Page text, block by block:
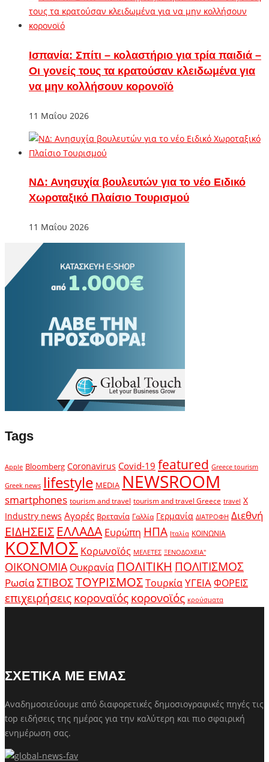
Ισπανία: Σπίτι – κολαστήριο για τρία παιδιά –
Οι γονείς τους τα κρατούσαν κλειδωμένα για
να μην κολλήσουν κορονοϊό
11 Μαΐου 2026
ΝΔ: Ανησυχία βουλευτών για το νέο Ειδικό
Χωροταξικό Πλαίσιο Τουρισμού
11 Μαΐου 2026
Tags
Apple Bloomberg Coronavirus Covid-19 featured Greece tourism
Greek news lifestyle MEDIA NEWSROOM
smartphones tourism and travel tourism and travel Greece travel X
Industry news Αγορές Βρετανία Γαλλία Γερμανία ΔΙΑΤΡΟΦΗ Διεθνή
ΕΙΔΗΣΕΙΣ ΕΛΛΑΔΑ Ευρώπη ΗΠΑ Ιταλία ΚΟΙΝΩΝΙΑ
ΚΟΣΜΟΣ Κορωνοϊός ΜΕΛΕΤΕΣ ΞΕΝΟΔΟΧΕΙΑ"
ΟΙΚΟΝΟΜΙΑ Ουκρανία ΠΟΛΙΤΙΚΗ ΠΟΛΙΤΙΣΜΟΣ
ΡωσίαΣΤΙΒΟΣΤΟΥΡΙΣΜΟΣΤουρκίαΥΓΕΙΑΦΟΡΕΙΣ
επιχειρήσειςκοροναϊόςκορονοϊός κρούσματα
ΣΧΕΤΙΚΑ ΜΕ ΕΜΑΣ
Αναδημοσιεύουμε από διαφορετικές δημοσιογραφικές πηγές τις
top ειδήσεις της ημέρας για την καλύτερη και πιο σφαιρική
ενημέρωση σας.